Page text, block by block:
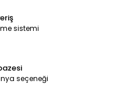
sistemi
seçeneği